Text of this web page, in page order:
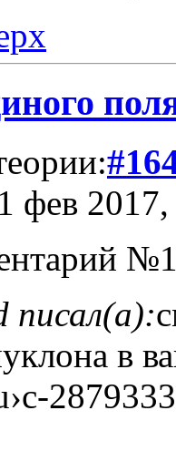
фев
писал(а):
в